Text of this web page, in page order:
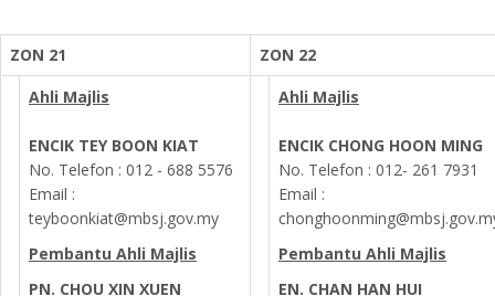
ZON 21
ZON 22
Ahli Majlis
ENCIK TEY BOON KIAT
No. Telefon : 012 - 688 5576
Email :
teyboonkiat@mbsj.gov.my
Pembantu Ahli Majlis
PN. CHOU XIN XUEN
Ahli Majlis
ENCIK CHONG HOON MING
No. Telefon : 012- 261 7931
Email :
Pembantu Ahli Majlis
EN. CHAN HAN HUI